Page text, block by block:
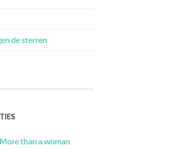
de sterren
More than a woman